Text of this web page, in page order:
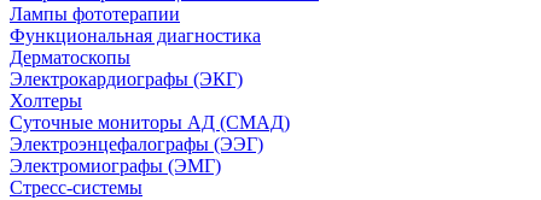
Лампы фототерапии
Функциональная диагностика
Дерматоскопы
Электрокардиографы (ЭКГ)
Холтеры
Суточные мониторы АД (СМАД)
Электроэнцефалографы (ЭЭГ)
Электромиографы (ЭМГ)
Стресс-системы